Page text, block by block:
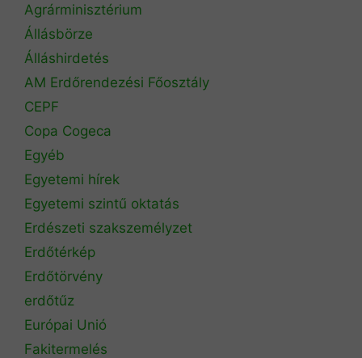
Agrárminisztérium
Állásbörze
Álláshirdetés
AM Erdőrendezési Főosztály
CEPF
Copa Cogeca
Egyéb
Egyetemi hírek
Egyetemi szintű oktatás
Erdészeti szakszemélyzet
Erdőtérkép
Erdőtörvény
erdőtűz
Európai Unió
Fakitermelés